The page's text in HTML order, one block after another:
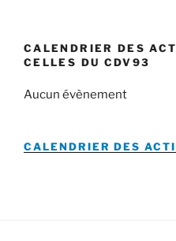
CALENDRIER DES
CELLES DU CDV93
Aucun évènement
CALENDRIER DES